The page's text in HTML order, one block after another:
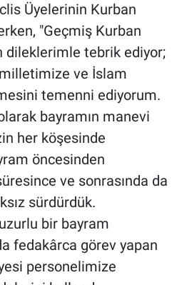
Üyelerinin Kurban
"Geçmiş Kurban
dileklerimle tebrik ediyor;
ve İslam
temenni ediyorum.
bayramın manevi
her köşesinde
öncesinden
ve sonrasında da
sürdürdük.
bir bayram
fedakârca görev yapan
personelimize